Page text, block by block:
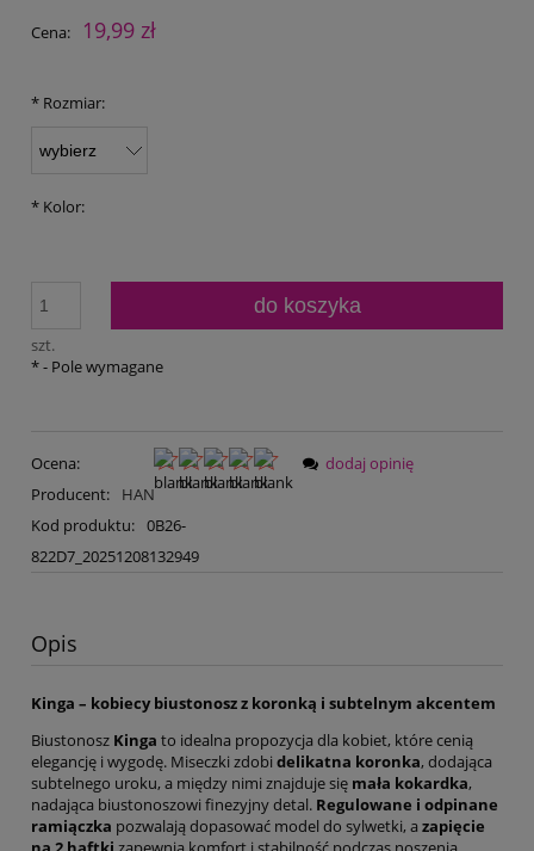
Cena: 19,99 zł
* Rozmiar:
* Kolor:
szt.
do koszyka
*- Pole wymagane
Ocena:
Producent:
HAN
Kod produktu: 0B26-
822D7_20251208132949
dodaj opinię
Opis
Kinga – kobiecy biustonosz z koronką i subtelnym akcentem
Biustonosz Kinga to idealna propozycja dla kobiet, które cenią
elegancję i wygodę. Miseczki zdobi delikatna koronka, dodająca
subtelnego uroku, a między nimi znajduje się mała kokardka,
nadająca biustonoszowi finezyjny detal. Regulowane i odpinane
ramiączka pozwalają dopasować model do sylwetki, a zapięcie